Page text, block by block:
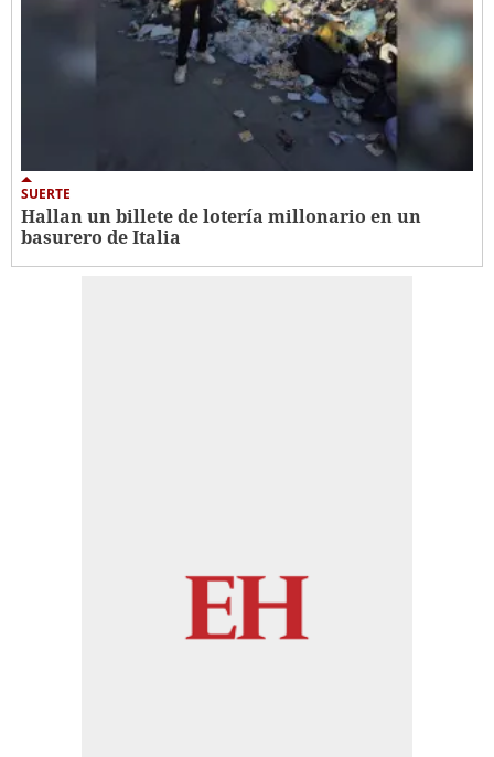
SUERTE
Hallan un billete de lotería millonario en un
basurero de Italia